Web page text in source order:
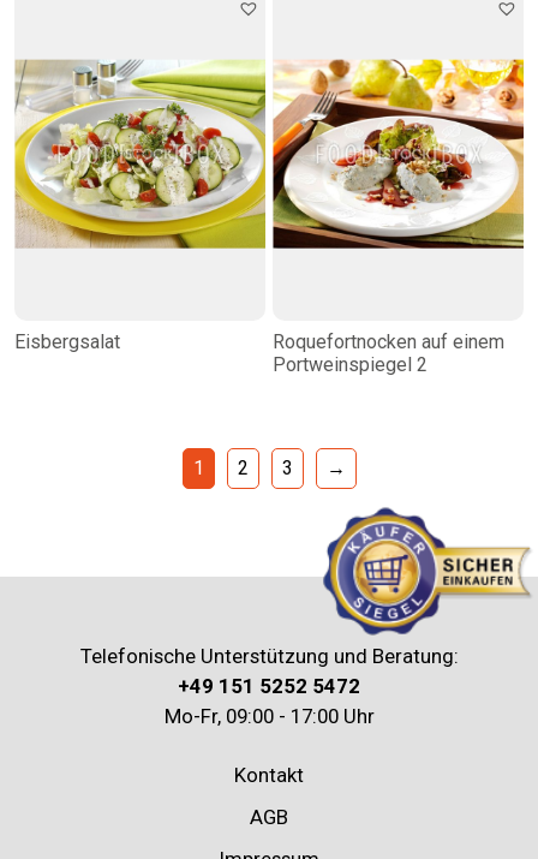
Eisbergsalat
Roquefortnocken auf einem
Portweinspiegel 2
1 2 3 →
Telefonische Unterstützung und Beratung:
+49 151 5252 5472
Mo-Fr, 09:00 - 17:00 Uhr
Kontakt
AGB